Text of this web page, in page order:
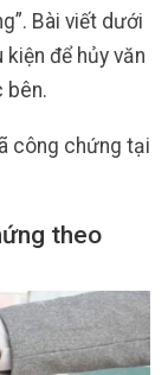
Bài viết dưới
để hủy văn
bên.
công chứng tại
theo